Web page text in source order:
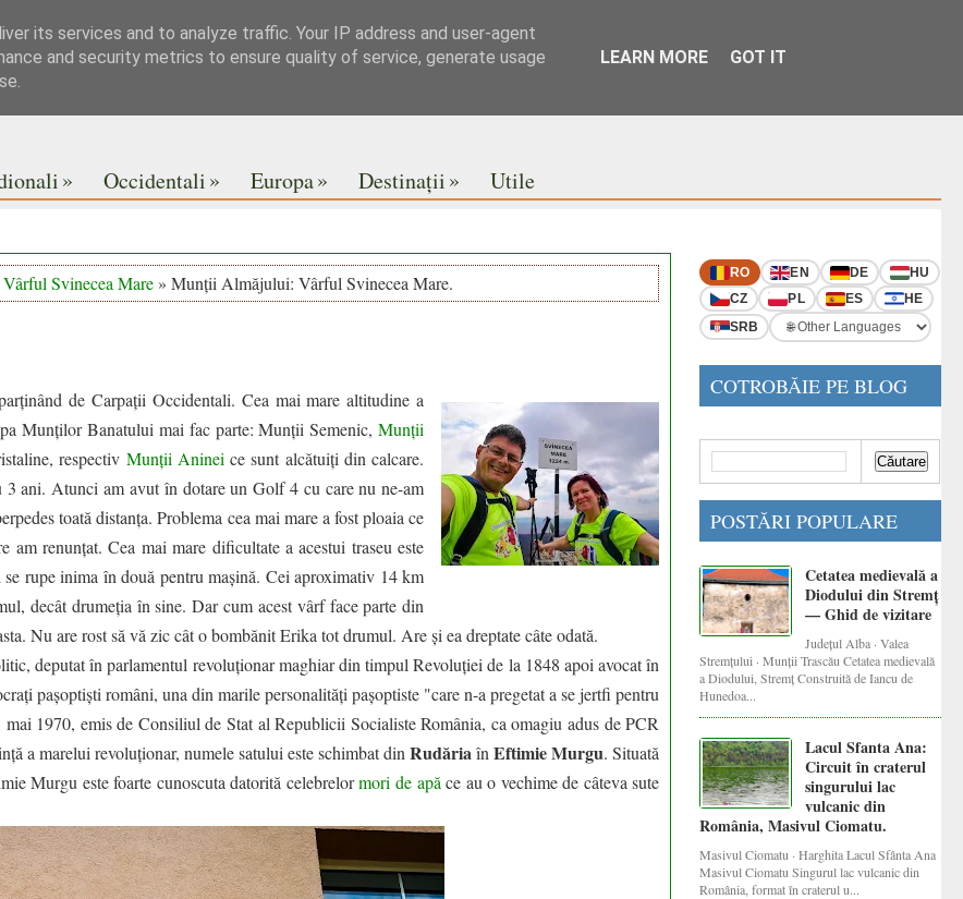
» Occidentali» Europa» Destinații» Utile
Vârful Svinecea Mare » Munții Almăjului: Vârful Svinecea Mare.
de Carpații Occidentali. Cea mai mare altitudine a
Munților Banatului mai fac parte: Munții Semenic,Munții
respectiv Munții Aninei ce sunt alcătuiți din calcare.
3 ani. Atunci am avut în dotare un Golf 4 cu care nu ne-am
toată distanța. Problema cea mai mare a fost ploaia ce
renunțat. Cea mai mare dificultate a acestui traseu este
rupe inima în două pentru mașină. Cei aproximativ 14 km
decât drumeția în sine. Dar cum acest vârf face parte din
Nu are rost să vă zic cât o bombănit Erika tot drumul. Are și ea dreptate câte odată.
deputat în parlamentul revoluționar maghiar din timpul Revoluției de la 1848 apoi avocat în
pașoptiști români, una din marile personalități pașoptiste "care n-a pregetat a se jertfi pentru
1970, emis de Consiliul de Stat al Republicii Socialiste România, ca omagiu adus de PCR
a marelui revoluționar, numele satului este schimbat dinRudăriaînEftimie Murgu. Situată
Murgu este foarte cunoscuta datorită celebrelormori de apă ce au o vechime de câteva sute
RO EN DE
HU
CZ
PL ES
HE
SRB
COTROBĂIE PE BLOG
POSTĂRI POPULARE
Cetatea medievală a
Diodului din Stremț
— Ghid de vizitare
Județul Alba · Valea
Stremțului · Munții Trascău Cetatea medievală
a Diodului, Stremț Construită de Iancu de
Hunedoa...
Lacul Sfanta Ana:
Circuit în craterul
singurului lac
vulcanic din
România, Masivul Ciomatu.
Masivul Ciomatu · Harghita Lacul Sfânta Ana
Masivul Ciomatu Singurul lac vulcanic din
România, format în craterul u...
its services and to analyze traffic. Your IP address and user-agent
and security metrics to ensure quality of service, generate usage
LEARN MORE GOT IT